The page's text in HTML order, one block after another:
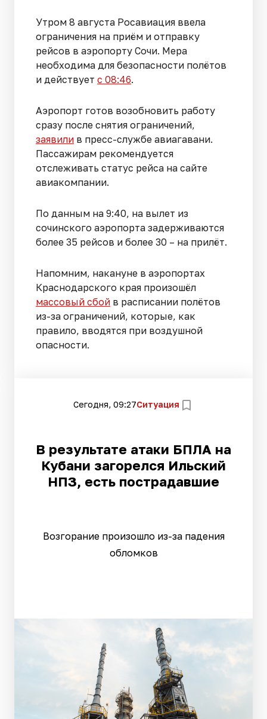
Утром 8 августа Росавиация ввела
ограничения на приём и отправку
рейсов в аэропорту Сочи. Мера
необходима для безопасности полётов
и действует с 08:46.
Аэропорт готов возобновить работу
сразу после снятия ограничений,
заявили в пресс-службе авиагавани.
Пассажирам рекомендуется
отслеживать статус рейса на сайте
авиакомпании.
По данным на 9:40, на вылет из
сочинского аэропорта задерживаются
более 35 рейсов и более 30 – на прилёт.
Напомним, накануне в аэропортах
Краснодарского края произошёл
массовый сбой в расписании полётов
из-за ограничений, которые, как
правило, вводятся при воздушной
опасности.
Сегодня, 09:27Ситуация
В результате атаки БПЛА на
Кубани загорелся Ильский
НПЗ, есть пострадавшие
Возгорание произошло из-за падения
обломков